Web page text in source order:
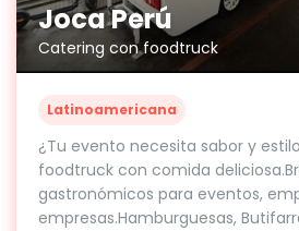
Joca Perú
Catering con foodtruck
Latinoamericana
¿Tu evento necesita sabor y
foodtruck con comida
gastronómicos para eventos,
empresas.Hamburguesas,